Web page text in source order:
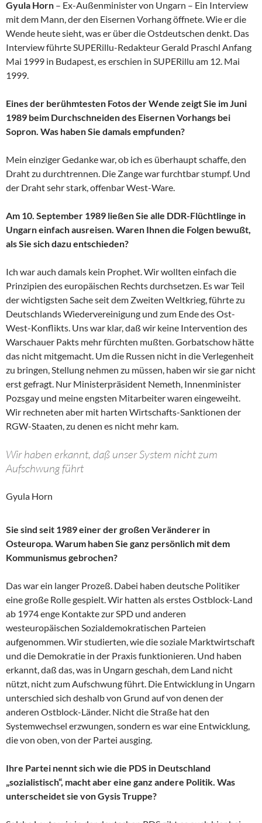
Gyula Horn – Ex-Außenminister von Ungarn – Ein Interview
mit dem Mann, der den Eisernen Vorhang öffnete. Wie er die
Wende heute sieht, was er über die Ostdeutschen denkt. Das
Interview führte SUPERillu-Redakteur Gerald Praschl Anfang
Mai 1999 in Budapest, es erschien in SUPERillu am 12. Mai
1999.
Eines der berühmtesten Fotos der Wende zeigt Sie im Juni
1989 beim Durchschneiden des Eisernen Vorhangs bei
Sopron. Was haben Sie damals empfunden?
Mein einziger Gedanke war, ob ich es überhaupt schaffe, den
Draht zu durchtrennen. Die Zange war furchtbar stumpf. Und
der Draht sehr stark, offenbar West-Ware.
Am 10. September 1989 ließen Sie alle DDR-Flüchtlinge in
Ungarn einfach ausreisen. Waren Ihnen die Folgen bewußt,
als Sie sich dazu entschieden?
Ich war auch damals kein Prophet. Wir wollten einfach die
Prinzipien des europäischen Rechts durchsetzen. Es war Teil
der wichtigsten Sache seit dem Zweiten Weltkrieg, führte zu
Deutschlands Wiedervereinigung und zum Ende des Ost-
West-Konflikts. Uns war klar, daß wir keine Intervention des
Warschauer Pakts mehr fürchten mußten. Gorbatschow hätte
das nicht mitgemacht. Um die Russen nicht in die Verlegenheit
zu bringen, Stellung nehmen zu müssen, haben wir sie gar nicht
erst gefragt. Nur Ministerpräsident Nemeth, Innenminister
Pozsgay und meine engsten Mitarbeiter waren eingeweiht.
Wir rechneten aber mit harten Wirtschafts-Sanktionen der
RGW-Staaten, zu denen es nicht mehr kam.
Wir haben erkannt, daß unser System nicht zum
Aufschwung führt
Gyula Horn
Sie sind seit 1989 einer der großen Veränderer in
Osteuropa. Warum haben Sie ganz persönlich mit dem
Kommunismus gebrochen?
Das war ein langer Prozeß. Dabei haben deutsche Politiker
eine große Rolle gespielt. Wir hatten als erstes Ostblock-Land
ab 1974 enge Kontakte zur SPD und anderen
westeuropäischen Sozialdemokratischen Parteien
aufgenommen. Wir studierten, wie die soziale Marktwirtschaft
und die Demokratie in der Praxis funktionieren. Und haben
erkannt, daß das, was in Ungarn geschah, dem Land nicht
nützt, nicht zum Aufschwung führt. Die Entwicklung in Ungarn
unterschied sich deshalb von Grund auf von denen der
anderen Ostblock-Länder. Nicht die Straße hat den
Systemwechsel erzwungen, sondern es war eine Entwicklung,
die von oben, von der Partei ausging.
Ihre Partei nennt sich wie die PDS in Deutschland
„sozialistisch“, macht aber eine ganz andere Politik. Was
unterscheidet sie von Gysis Truppe?